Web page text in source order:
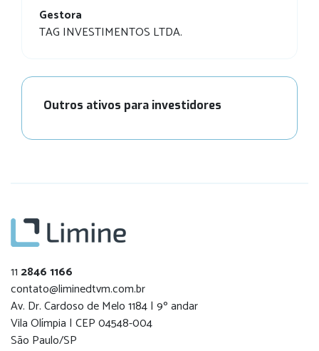
Gestora
TAG INVESTIMENTOS LTDA.
Outros ativos para investidores
11 2846 1166
contato@liminedtvm.com.br
Av. Dr. Cardoso de Melo 1184 | 9º andar
Vila Olímpia | CEP 04548-004
São Paulo/SP